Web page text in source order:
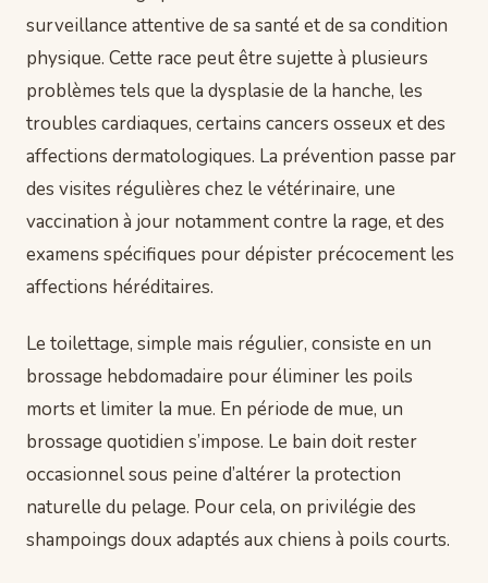
surveillance attentive de sa santé et de sa condition
physique. Cette race peut être sujette à plusieurs
problèmes tels que la dysplasie de la hanche, les
troubles cardiaques, certains cancers osseux et des
affections dermatologiques. La prévention passe par
des visites régulières chez le vétérinaire, une
vaccination à jour notamment contre la rage, et des
examens spécifiques pour dépister précocement les
affections héréditaires.
Le toilettage, simple mais régulier, consiste en un
brossage hebdomadaire pour éliminer les poils
morts et limiter la mue. En période de mue, un
brossage quotidien s’impose. Le bain doit rester
occasionnel sous peine d’altérer la protection
naturelle du pelage. Pour cela, on privilégie des
shampoings doux adaptés aux chiens à poils courts.